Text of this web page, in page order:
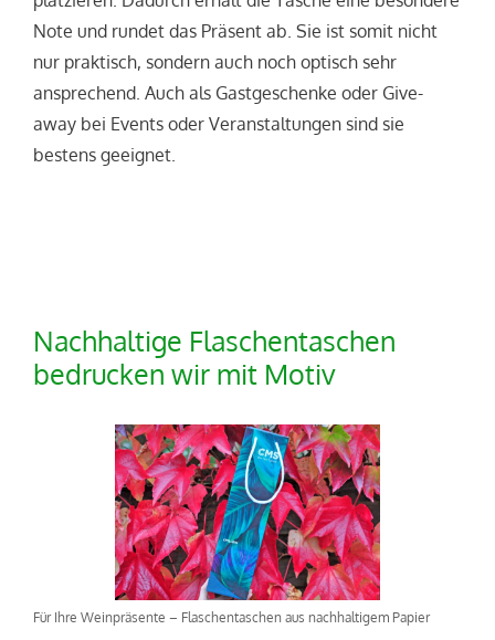
Note und rundet das Präsent ab. Sie ist somit nicht
nur praktisch, sondern auch noch optisch sehr
ansprechend. Auch als Gastgeschenke oder Give-
away bei Events oder Veranstaltungen sind sie
bestens geeignet.
Nachhaltige Flaschentaschen
bedrucken wir mit Motiv
Für Ihre Weinpräsente – Flaschentaschen aus nachhaltigem Papier